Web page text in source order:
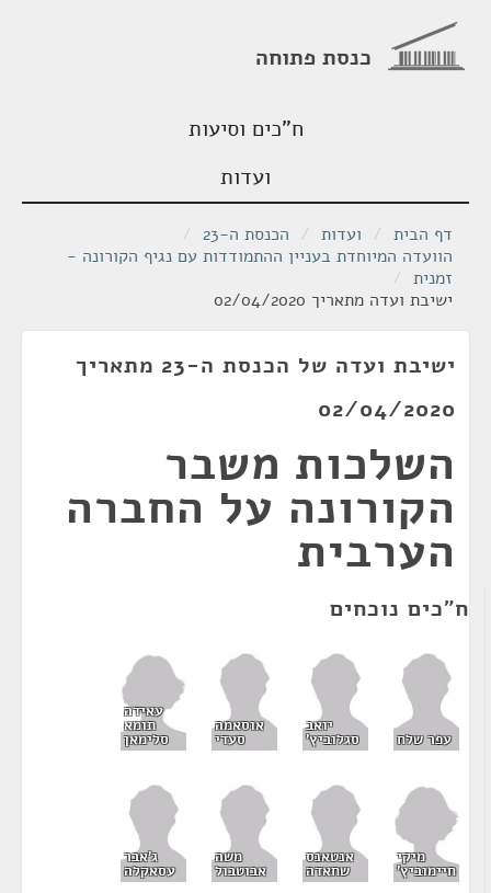
כנסת פתוחה
ח"כים וסיעות
ועדות
דף הבית / ועדות / הכנסת ה-23
/
הוועדה המיוחדת בעניין ההתמודדות עם נגיף הקורונה -
זמנית /
ישיבת ועדה מתאריך 02/04/2020
ישיבת ועדה של הכנסת ה-23 מתאריך
02/04/2020
השלכות משבר
הקורונה על החברה
הערבית
ח"כים נוכחים
עפר שלח
יואב
סגלוביץ'
אוסאמה
סעדי
עאידה
תומא
סלימאן
מיקי
חיימוביץ'
אנטאנס
שחאדה
משה
אבוטבול
ג'אבר
עסאקלה